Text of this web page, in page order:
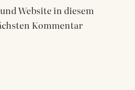
Website in diesem
Kommentar